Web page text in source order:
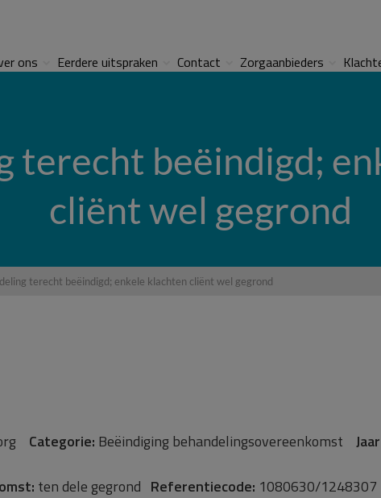
ons Eerdere uitspraken Contact Zorgaanbieders
terecht beëindigd;
cliënt wel gegrond
terecht beëindigd; enkele klachten cliënt wel gegrond
Categorie: Beëindiging behandelingsovereenkomst
ten dele gegrond Referentiecode: 1080630/1248307